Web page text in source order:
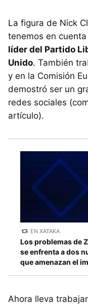
La figura de Nick
tenemos en cuenta
líder del Partido
Unido. También
y en la Comisión
demostró ser un
redes sociales
artículo).
EN XATAKA
Los problemas de
se enfrenta a dos
que amenazan el
Ahora lleva